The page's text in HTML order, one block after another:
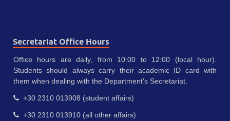
Secretariat Office Hours
Office hours are daily, from 10:00 to 12:00 (local hour).
Students should always carry their academic ID card with
them when dealing with the Department’s Secretariat.
+30 2310 013908 (student affairs)
+30 2310 013910 (all other affairs)